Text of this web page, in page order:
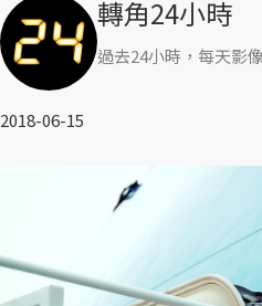
轉角24小時
過去24小時，每天影
2018-06-15